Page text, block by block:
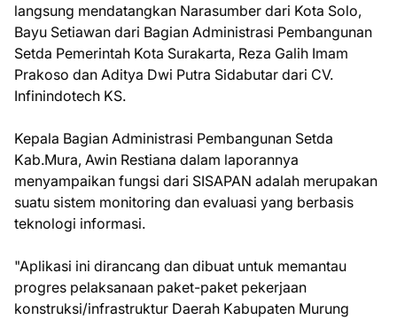
langsung mendatangkan Narasumber dari Kota Solo,
Bayu Setiawan dari Bagian Administrasi Pembangunan
Setda Pemerintah Kota Surakarta, Reza Galih Imam
Prakoso dan Aditya Dwi Putra Sidabutar dari CV.
Infinindotech KS.
Kepala Bagian Administrasi Pembangunan Setda
Kab.Mura, Awin Restiana dalam laporannya
menyampaikan fungsi dari SISAPAN adalah merupakan
suatu sistem monitoring dan evaluasi yang berbasis
teknologi informasi.
"Aplikasi ini dirancang dan dibuat untuk memantau
progres pelaksanaan paket-paket pekerjaan
konstruksi/infrastruktur Daerah Kabupaten Murung